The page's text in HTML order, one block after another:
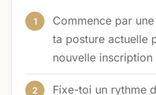
Commence par
ta posture actuelle
nouvelle
Fixe-toi un rythme